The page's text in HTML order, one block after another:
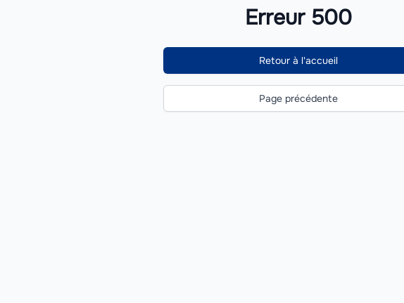
Erreur 500
Retour à l'accueil
Page précédente